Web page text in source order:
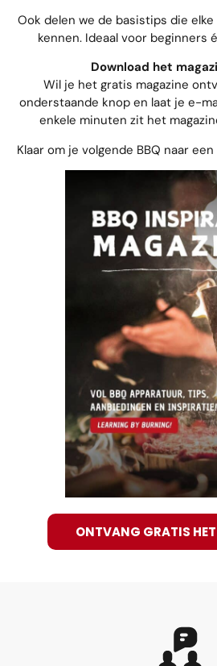
Ook delen we de basistips die
kennen. Ideaal voor beginners
Download het
Wil je het gratis magazine
onderstaande knop en laat je e-
enkele minuten zit het
Klaar om je volgende BBQ naar
ONTVANG GRATIS